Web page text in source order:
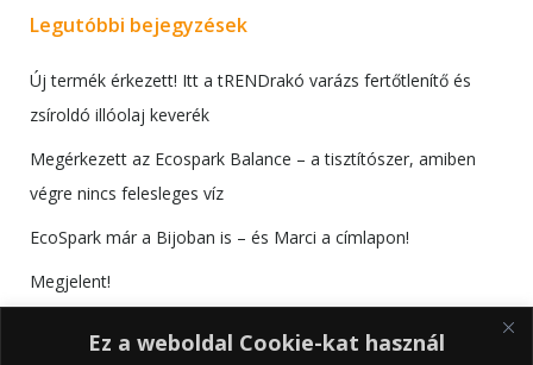
Ez a weboldal Cookie-kat használ
Legutóbbi bejegyzések
Új termék érkezett! Itt a tRENDrakó varázs fertőtlenítő és
zsíroldó illóolaj keverék
Megérkezett az Ecospark Balance – a tisztítószer, amiben
végre nincs felesleges víz
EcoSpark már a Bijoban is – és Marci a címlapon!
Megjelent!